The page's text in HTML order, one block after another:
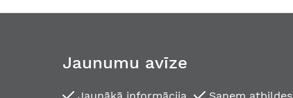
Jaunumu avīze
Jaunākā informācija Saņem atbildes